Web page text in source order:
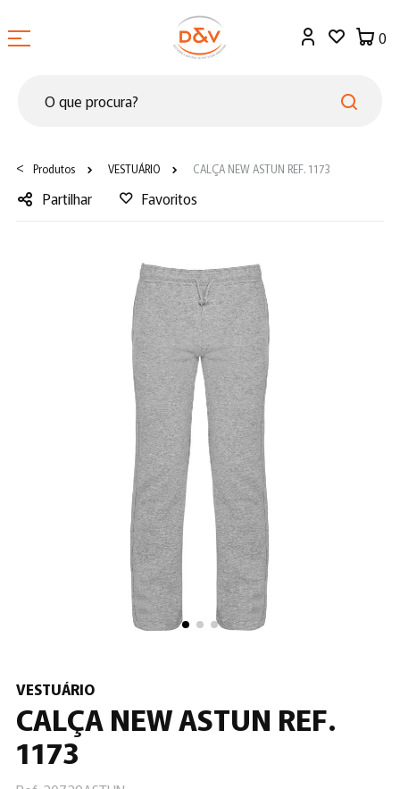
0
< Produtos VESTUÁRIO CALÇA NEW ASTUN REF. 1173
Partilhar
Favoritos
VESTUÁRIO
CALÇA NEW ASTUN REF.
1173